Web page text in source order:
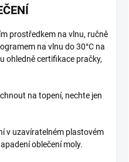
prostředkem na vlnu, ručně
na vlnu do 30°C na
ohledně certifikace pračky,
na topení, nechte jen
v uzavíratelném plastovém
oblečení moly.